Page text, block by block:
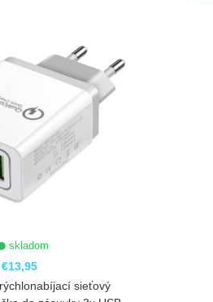
skladom
€13,95
sieťový